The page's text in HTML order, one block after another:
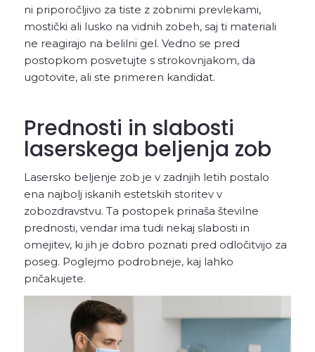
ni priporočljivo za tiste z zobnimi prevlekami,
mostički ali lusko na vidnih zobeh, saj ti materiali
ne reagirajo na belilni gel. Vedno se pred
postopkom posvetujte s strokovnjakom, da
ugotovite, ali ste primeren kandidat.
Prednosti in slabosti
laserskega beljenja zob
Lasersko beljenje zob je v zadnjih letih postalo
ena najbolj iskanih estetskih storitev v
zobozdravstvu. Ta postopek prinaša številne
prednosti, vendar ima tudi nekaj slabosti in
omejitev, ki jih je dobro poznati pred odločitvijo za
poseg. Poglejmo podrobneje, kaj lahko
pričakujete.